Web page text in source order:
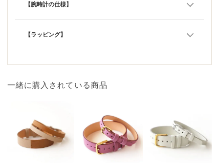
【腕時計の仕様】
【ラッピング】
一緒に購入されている商品